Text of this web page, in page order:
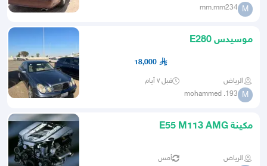
M
mm.mm234
موسيدس E280
18,000
الرياض قبل ٧ أيام
M
mohammed .193
مكينة E55 M113 AMG
الرياض أمس